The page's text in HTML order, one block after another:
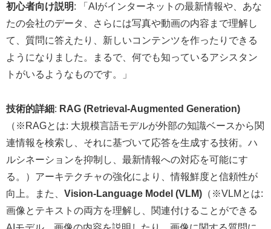
初心者向け説明: 「AIがインターネットの最新情報や、あな
たの会社のデータ、さらには写真や動画の内容まで理解し
て、質問に答えたり、新しいコンテンツを作ったりできる
ようになりました。まるで、何でも知っているアシスタン
トがいるようなものです。」
技術的詳細: RAG (Retrieval-Augmented Generation)
（※RAGとは: 大規模言語モデルが外部の知識ベースから関
連情報を検索し、それに基づいて応答を生成する技術。ハ
ルシネーションを抑制し、最新情報への対応を可能にす
る。）アーキテクチャの強化により、情報鮮度と信頼性が
向上。また、 Vision-Language Model (VLM) （※VLMとは:
画像とテキストの両方を理解し、関連付けることができる